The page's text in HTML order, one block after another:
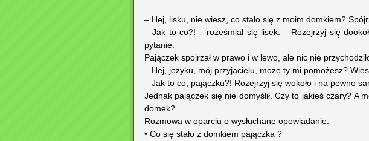
– Hej, lisku, nie wiesz, co stało się z moim domkiem?
– Jak to co?! – roześmiał się lisek. – Rozejrzyj się
pytanie.
Pajączek spojrzał w prawo i w lewo, ale nic nie
– Hej, jeżyku, mój przyjacielu, może ty mi pomożesz?
– Jak to co, pajączku?! Rozejrzyj się wokoło i na pewno
Jednak pajączek się nie domyślił. Czy to jakieś czary? A
domek?
Rozmowa w oparciu o wysłuchane opowiadanie:
• Co się stało z domkiem pajączka ?